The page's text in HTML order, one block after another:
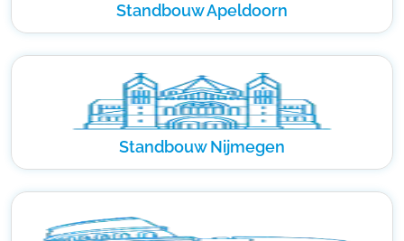
Standbouw Apeldoorn
Standbouw Nijmegen